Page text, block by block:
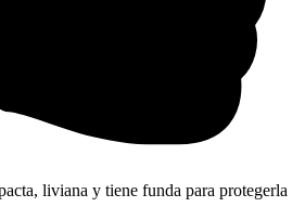
liviana y tiene funda para protegerla